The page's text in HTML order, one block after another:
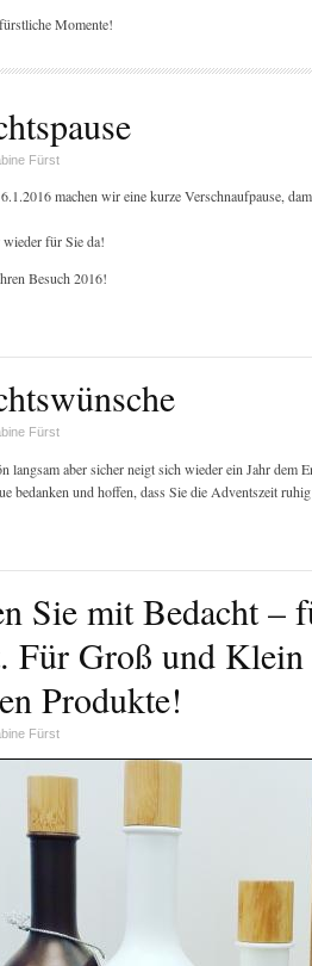
Momente!
Fürst
machen wir eine kurze Verschnaufpause,
für Sie da!
Besuch 2016!
Fürst
langsam aber sicher neigt sich wieder ein Jahr dem
bedanken und hoffen, dass Sie die Adventszeit
Sie mit Bedacht –
Für Groß und
Produkte!
Fürst